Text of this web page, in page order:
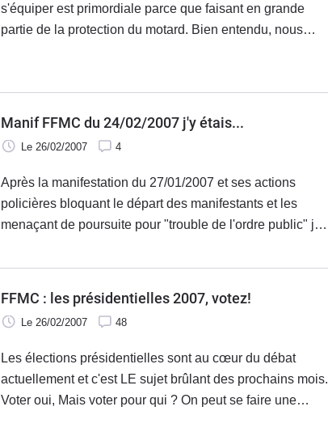
s'équiper est primordiale parce que faisant en grande
partie de la protection du motard. Bien entendu, nous
informé quant à la façon dont il faut se vêtir.
Manif FFMC du 24/02/2007 j'y étais...
Le 26/02/2007 4
Après la manifestation du 27/01/2007 et ses actions
policières bloquant le départ des manifestants et les
menaçant de poursuite pour "trouble de l'ordre public" je
Le rendez-vous est donc pris avec plusieurs amis
FFMC : les présidentielles 2007, votez!
Le 26/02/2007 48
Les élections présidentielles sont au cœur du débat
actuellement et c'est LE sujet brûlant des prochains mois.
Voter oui, Mais voter pour qui ? On peut se faire une